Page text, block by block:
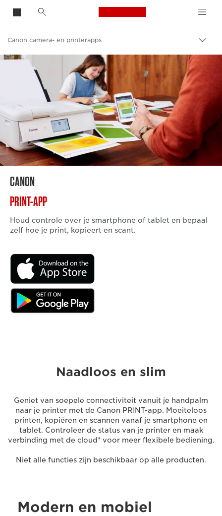
Canon Logo, back
in-/
Canon
Canon camera- en printerapps
CANON
PRINT-APP
Houd controle over je smartphone of tablet en bepaal
zelf hoe je print, kopieert en scant.
Naadloos en slim
Geniet van soepele connectiviteit vanuit je handpalm
naar je printer met de Canon PRINT-app. Moeiteloos
printen, kopiëren en scannen vanaf je smartphone en
tablet. Controleer de status van je printer en maak
verbinding met de cloud* voor meer flexibele bediening.
Niet alle functies zijn beschikbaar op alle producten.
Modern en mobiel